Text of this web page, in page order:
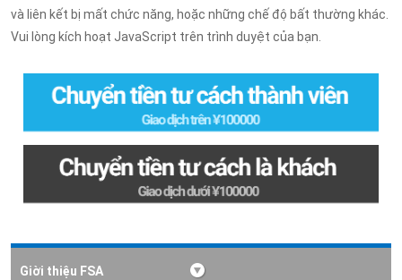
và liên kết bị mất chức năng, hoặc những chế độ bất thường khác.
Vui lòng kích hoạt JavaScript trên trình duyệt của bạn.
Giời thiệu FSA